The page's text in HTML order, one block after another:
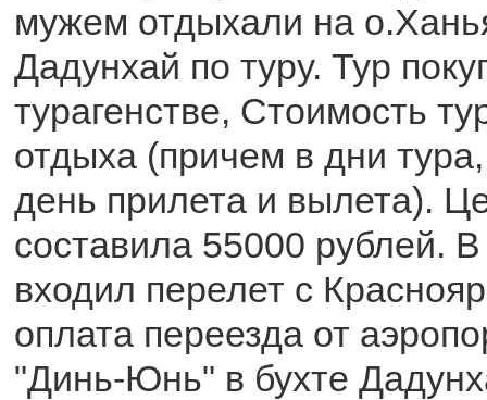
мужем отдыхали на
Дадунхай по туру. Тур
турагенстве, Стоимость
отдыха (причем в дни
день прилета и вылета).
составила 55000 рублей.
входил перелет с
оплата переезда от
"Динь-Юнь" в бухте